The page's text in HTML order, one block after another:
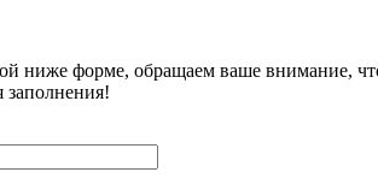
ниже форме, обращаем ваше внимание,
заполнения!